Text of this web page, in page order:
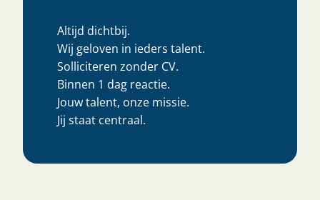
Altijd dichtbij.
Wij geloven in ieders talent.
Solliciteren zonder CV.
Binnen 1 dag reactie.
Jouw talent, onze missie.
Jij staat centraal.